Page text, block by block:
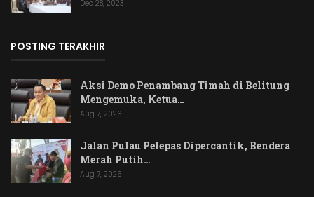
Dec 28, 2023
POSTING TERAKHIR
Aksi Demo Penambang Timah di Belitung
Mengemuka, Ketua…
Aug 7, 2026
Jalan Pulau Pelepas Dipercantik, Bendera
Merah Putih…
Aug 7, 2026